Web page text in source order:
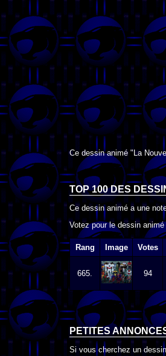
Ce dessin animé "La
TOP 100 DES
Ce dessin animé a une
Votez pour le dessin
Rang Image Votes
665. 94
PETITES
Si vous cherchez un